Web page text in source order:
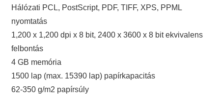
Hálózati PCL, PostScript, PDF, TIFF, XPS, PPML
nyomtatás
1,200 x 1,200 dpi x 8 bit, 2400 x 3600 x 8 bit ekvivalens
felbontás
4 GB memória
1500 lap (max. 15390 lap) papírkapacitás
62-350 g/m2 papírsúly